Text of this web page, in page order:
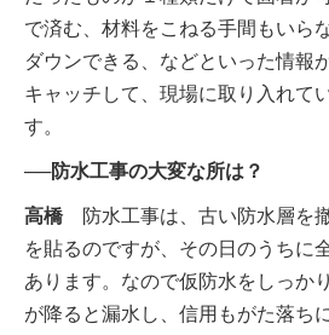
で済む、材料をこねる手間もいら
ダウンできる、などといった情報
キャッチして、現場に取り入れて
す。
──防水工事の大変な所は？
高橋防水工事は、古い防水層を
を貼るのですが、その日のうちに
あります。なので仮防水をしっか
が降ると漏水し、信用もがた落ち